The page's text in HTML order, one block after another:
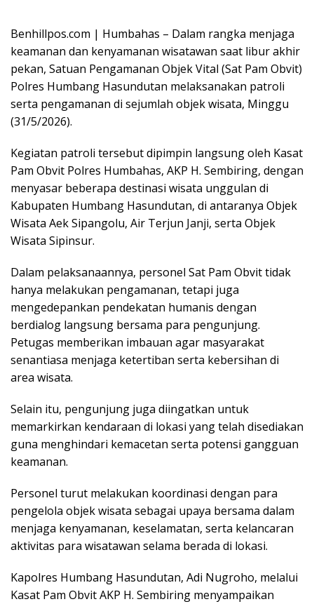
Benhillpos.com | Humbahas – Dalam rangka menjaga
keamanan dan kenyamanan wisatawan saat libur akhir
pekan, Satuan Pengamanan Objek Vital (Sat Pam Obvit)
Polres Humbang Hasundutan melaksanakan patroli
serta pengamanan di sejumlah objek wisata, Minggu
(31/5/2026).
Kegiatan patroli tersebut dipimpin langsung oleh Kasat
Pam Obvit Polres Humbahas, AKP H. Sembiring, dengan
menyasar beberapa destinasi wisata unggulan di
Kabupaten Humbang Hasundutan, di antaranya Objek
Wisata Aek Sipangolu, Air Terjun Janji, serta Objek
Wisata Sipinsur.
Dalam pelaksanaannya, personel Sat Pam Obvit tidak
hanya melakukan pengamanan, tetapi juga
mengedepankan pendekatan humanis dengan
berdialog langsung bersama para pengunjung.
Petugas memberikan imbauan agar masyarakat
senantiasa menjaga ketertiban serta kebersihan di
area wisata.
Selain itu, pengunjung juga diingatkan untuk
memarkirkan kendaraan di lokasi yang telah disediakan
guna menghindari kemacetan serta potensi gangguan
keamanan.
Personel turut melakukan koordinasi dengan para
pengelola objek wisata sebagai upaya bersama dalam
menjaga kenyamanan, keselamatan, serta kelancaran
aktivitas para wisatawan selama berada di lokasi.
Kapolres Humbang Hasundutan, Adi Nugroho, melalui
Kasat Pam Obvit AKP H. Sembiring menyampaikan